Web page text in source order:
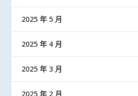
2025 年 5 月
2025 年 4 月
2025 年 3 月
2025 年 2 月